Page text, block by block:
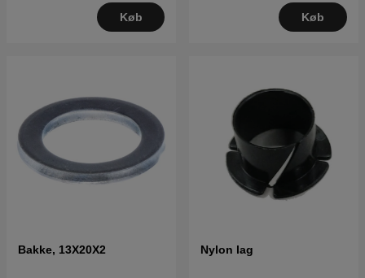
Køb Køb
Bakke, 13X20X2 Nylon lag